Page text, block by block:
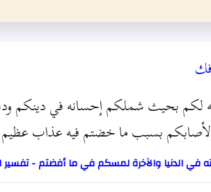
لكم بحيث شملكم إحسانه في دينكم
بسبب ما خضتم فيه عذاب
في الدنيا والآخرة لمسكم في ما أفضتم -